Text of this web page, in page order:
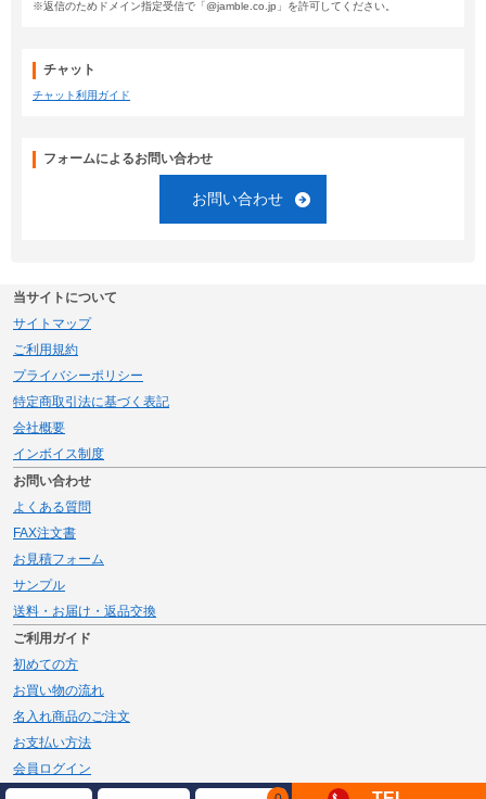
※返信のためドメイン指定受信で「@jamble.co.jp」を許可してください。
チャット
チャット利用ガイド
フォームによるお問い合わせ
お問い合わせ
当サイトについて
サイトマップ
ご利用規約
プライバシーポリシー
特定商取引法に基づく表記
会社概要
インボイス制度
お問い合わせ
よくある質問
FAX注文書
お見積フォーム
サンプル
送料・お届け・返品交換
ご利用ガイド
初めての方
お買い物の流れ
名入れ商品のご注文
お支払い方法
会員ログイン
メルマガ登録